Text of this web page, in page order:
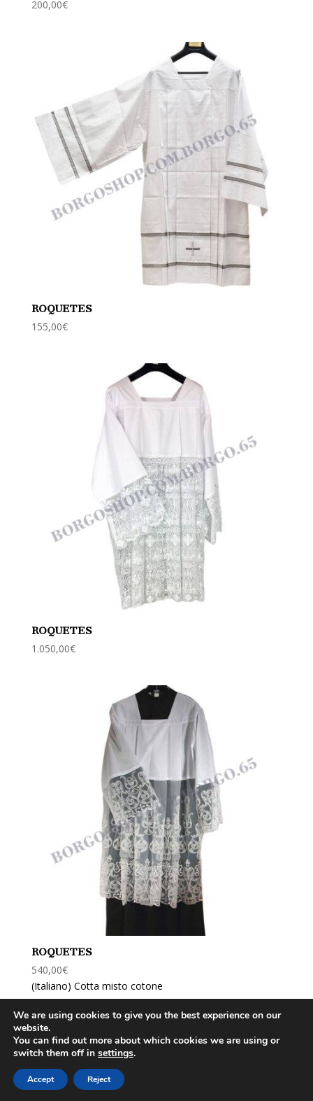
200,00€
ROQUETES
155,00€
ROQUETES
1.050,00€
ROQUETES
540,00€
(Italiano) Cotta misto cotone
BORGO SHOP- Borgo Pio, 65 - 00193 Roma - Italy -
Tel/Fax: 0039066877100 - E-
mail:
borgoshop@libero.it
We are using cookies to give you the best experience on our
website.
You can find out more about which cookies we are using or
switch them off in settings.
Accept Reject